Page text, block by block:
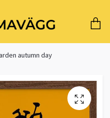
autumn day